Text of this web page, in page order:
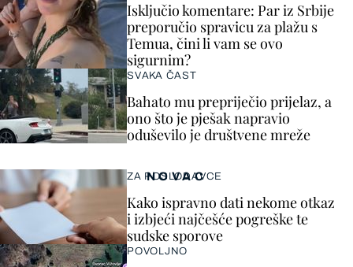
Isključio komentare: Par iz Srbije
preporučio spravicu za plažu s
Temua, čini li vam se ovo
sigurnim?
SVAKA ČAST
Bahato mu prepriječio prijelaz, a
ono što je pješak napravio
oduševilo je društvene mreže
NOVAC
ZA POSLODAVCE
Kako ispravno dati nekome otkaz
i izbjeći najčešće pogreške te
sudske sporove
POVOLJNO